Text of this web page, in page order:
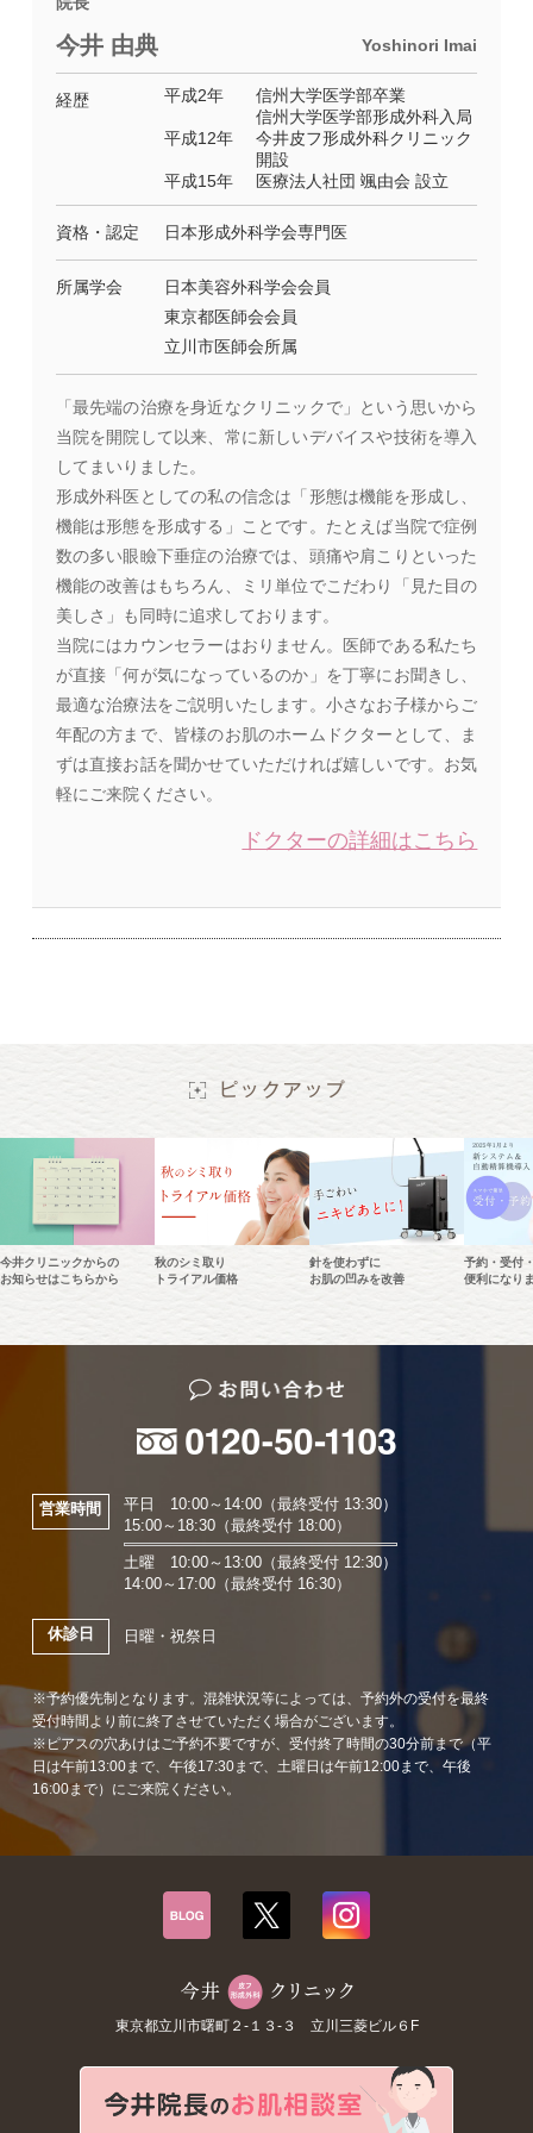
今井 由典 Yoshinori Imai
経歴 平成2年
信州大学医学部卒業
信州大学医学部形成外科入局
平成12年
今井皮フ形成外科クリニック
開設
平成15年
医療法人社団 颯由会 設立
資格・認定 日本形成外科学会専門医
所属学会
日本美容外科学会会員
東京都医師会会員
立川市医師会所属
「最先端の治療を身近なクリニックで」という思いから
当院を開院して以来、常に新しいデバイスや技術を導入
してまいりました。
形成外科医としての私の信念は「形態は機能を形成し、
機能は形態を形成する」ことです。たとえば当院で症例
数の多い眼瞼下垂症の治療では、頭痛や肩こりといった
機能の改善はもちろん、ミリ単位でこだわり「見た目の
美しさ」も同時に追求しております。
当院にはカウンセラーはおりません。医師である私たち
が直接「何が気になっているのか」を丁寧にお聞きし、
最適な治療法をご説明いたします。小さなお子様からご
年配の方まで、皆様のお肌のホームドクターとして、ま
ずは直接お話を聞かせていただければ嬉しいです。お気
軽にご来院ください。
ドクターの詳細はこちら
今井クリニックからの
お知らせはこちらから
秋のシミ取り
トライアル価格
針を使わずに
お肌の凹みを改善
予約・受付
便利になり
営業時間
平日 10:00～14:00（最終受付 13:30）
15:00～18:30（最終受付 18:00）
土曜 10:00～13:00（最終受付 12:30）
14:00～17:00（最終受付 16:30）
休診日 日曜・祝祭日
※予約優先制となります。混雑状況等によっては、予約外の受付を最終
受付時間より前に終了させていただく場合がございます。
※ピアスの穴あけはご予約不要ですが、受付終了時間の30分前まで（平
日は午前13:00まで、午後17:30まで、土曜日は午前12:00まで、午後
16:00まで）にご来院ください。
東京都立川市曙町２-１３-３ 立川三菱ビル６F